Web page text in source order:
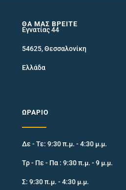
ΘΑ ΜΑΣ ΒΡΕΊΤΕ
Εγνατίας 44
54625, Θεσσαλονίκη
Ελλάδα
ΩΡΆΡΙΟ
Δε - Τε: 9:30 π.μ. - 4:30 μ.μ.
Τρ - Πε - Πα : 9:30 π.μ. - 9 μ.μ.
Σ: 9:30 π.μ. - 4:30 μ.μ.